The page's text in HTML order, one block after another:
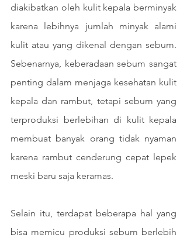
diakibatkan oleh kulit kepala berminyak
karena lebihnya jumlah minyak alami
kulit atau yang dikenal dengan sebum.
Sebenarnya, keberadaan sebum sangat
penting dalam menjaga kesehatan kulit
kepala dan rambut, tetapi sebum yang
terproduksi berlebihan di kulit kepala
membuat banyak orang tidak nyaman
karena rambut cenderung cepat lepek
meski baru saja keramas.
Selain itu, terdapat beberapa hal yang
bisa memicu produksi sebum berlebih